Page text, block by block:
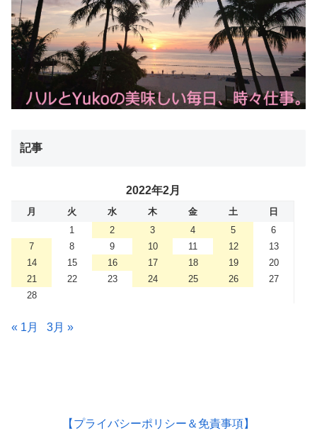
記事
2022年2月
月 火 水 木 金 土
日
1
2 3 4 5
6
7
8 9 10 11 12
13
14
15 16 17 18 19
20
21
22 23 24 25 26
27
28
« 1月 3月 »
【プライバシーポリシー＆免責事項】